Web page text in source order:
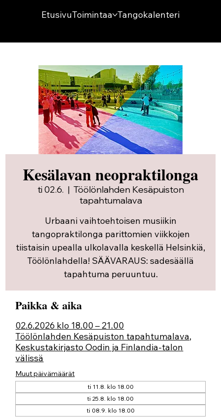
EtusivuToimintaa Tangokalenteri
Kesälavan neopraktilonga
ti 02.6.
  |
Töölönlahden Kesäpuiston
tapahtumalava
Urbaani vaihtoehtoisen musiikin
tangopraktilonga parittomien viikkojen
tiistaisin upealla ulkolavalla keskellä Helsinkiä,
Töölönlahdella! SÄÄVARAUS: sadesäällä
tapahtuma peruuntuu.
Paikka & aika
02.6.2026 klo 18.00 – 21.00
Töölönlahden Kesäpuiston tapahtumalava,
Keskustakirjasto Oodin ja Finlandia-talon
välissä
Muut päivämäärät
ti 11.8. klo 18.00
ti 25.8. klo 18.00
ti 08.9. klo 18.00